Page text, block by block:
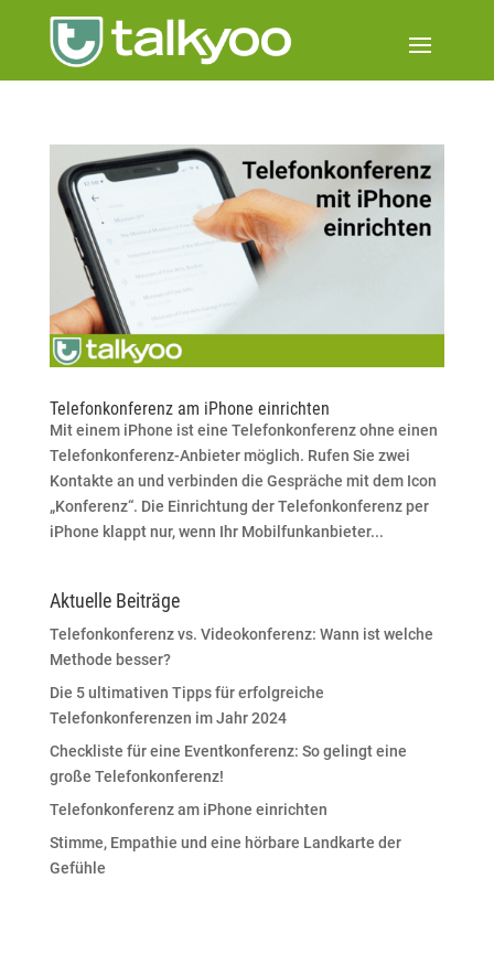
Telefonkonferenz am iPhone einrichten
Mit einem iPhone ist eine Telefonkonferenz ohne einen
Telefonkonferenz-Anbieter möglich. Rufen Sie zwei
Kontakte an und verbinden die Gespräche mit dem Icon
„Konferenz“. Die Einrichtung der Telefonkonferenz per
iPhone klappt nur, wenn Ihr Mobilfunkanbieter...
Aktuelle Beiträge
Telefonkonferenz vs. Videokonferenz: Wann ist welche
Methode besser?
Die 5 ultimativen Tipps für erfolgreiche
Telefonkonferenzen im Jahr 2024
Checkliste für eine Eventkonferenz: So gelingt eine
große Telefonkonferenz!
Telefonkonferenz am iPhone einrichten
Stimme, Empathie und eine hörbare Landkarte der
Gefühle